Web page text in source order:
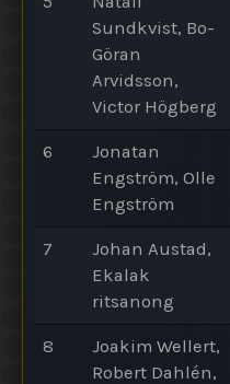
Sundkvist, Bo-
Göran
Arvidsson,
Victor Högberg
6
Jonatan
Engström, Olle
Engström
7
Johan Austad,
Ekalak
ritsanong
8
Joakim Wellert,
Robert Dahlén,